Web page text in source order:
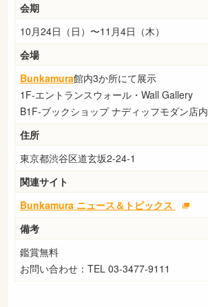
会期
10月24日（日）〜11月4日（木）
会場
Bunkamura館内3か所にて展示
1F-エントランスウォール・Wall Gallery
B1F-ブックショップ ナディッフモダン店内
住所
東京都渋谷区道玄坂2-24-1
関連サイト
Bunkamura ニュース＆トピックス
備考
鑑賞無料
お問い合わせ：TEL 03-3477-9111